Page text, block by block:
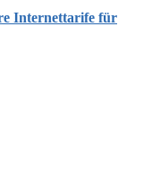
Internettarife für